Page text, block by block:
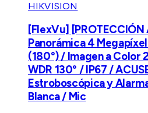
HIKVISION
[FlexVu]
Panorámica 4
(180°) / Imagen a Color
WDR 130° / IP67 /
Estroboscópica y
Blanca / Mic